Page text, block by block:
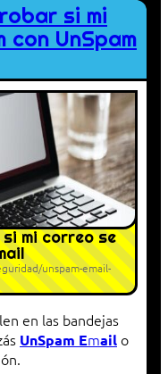
si mi
UnSpam
mi correo se
unspam-email-
en las bandejas
UnSpam Email o